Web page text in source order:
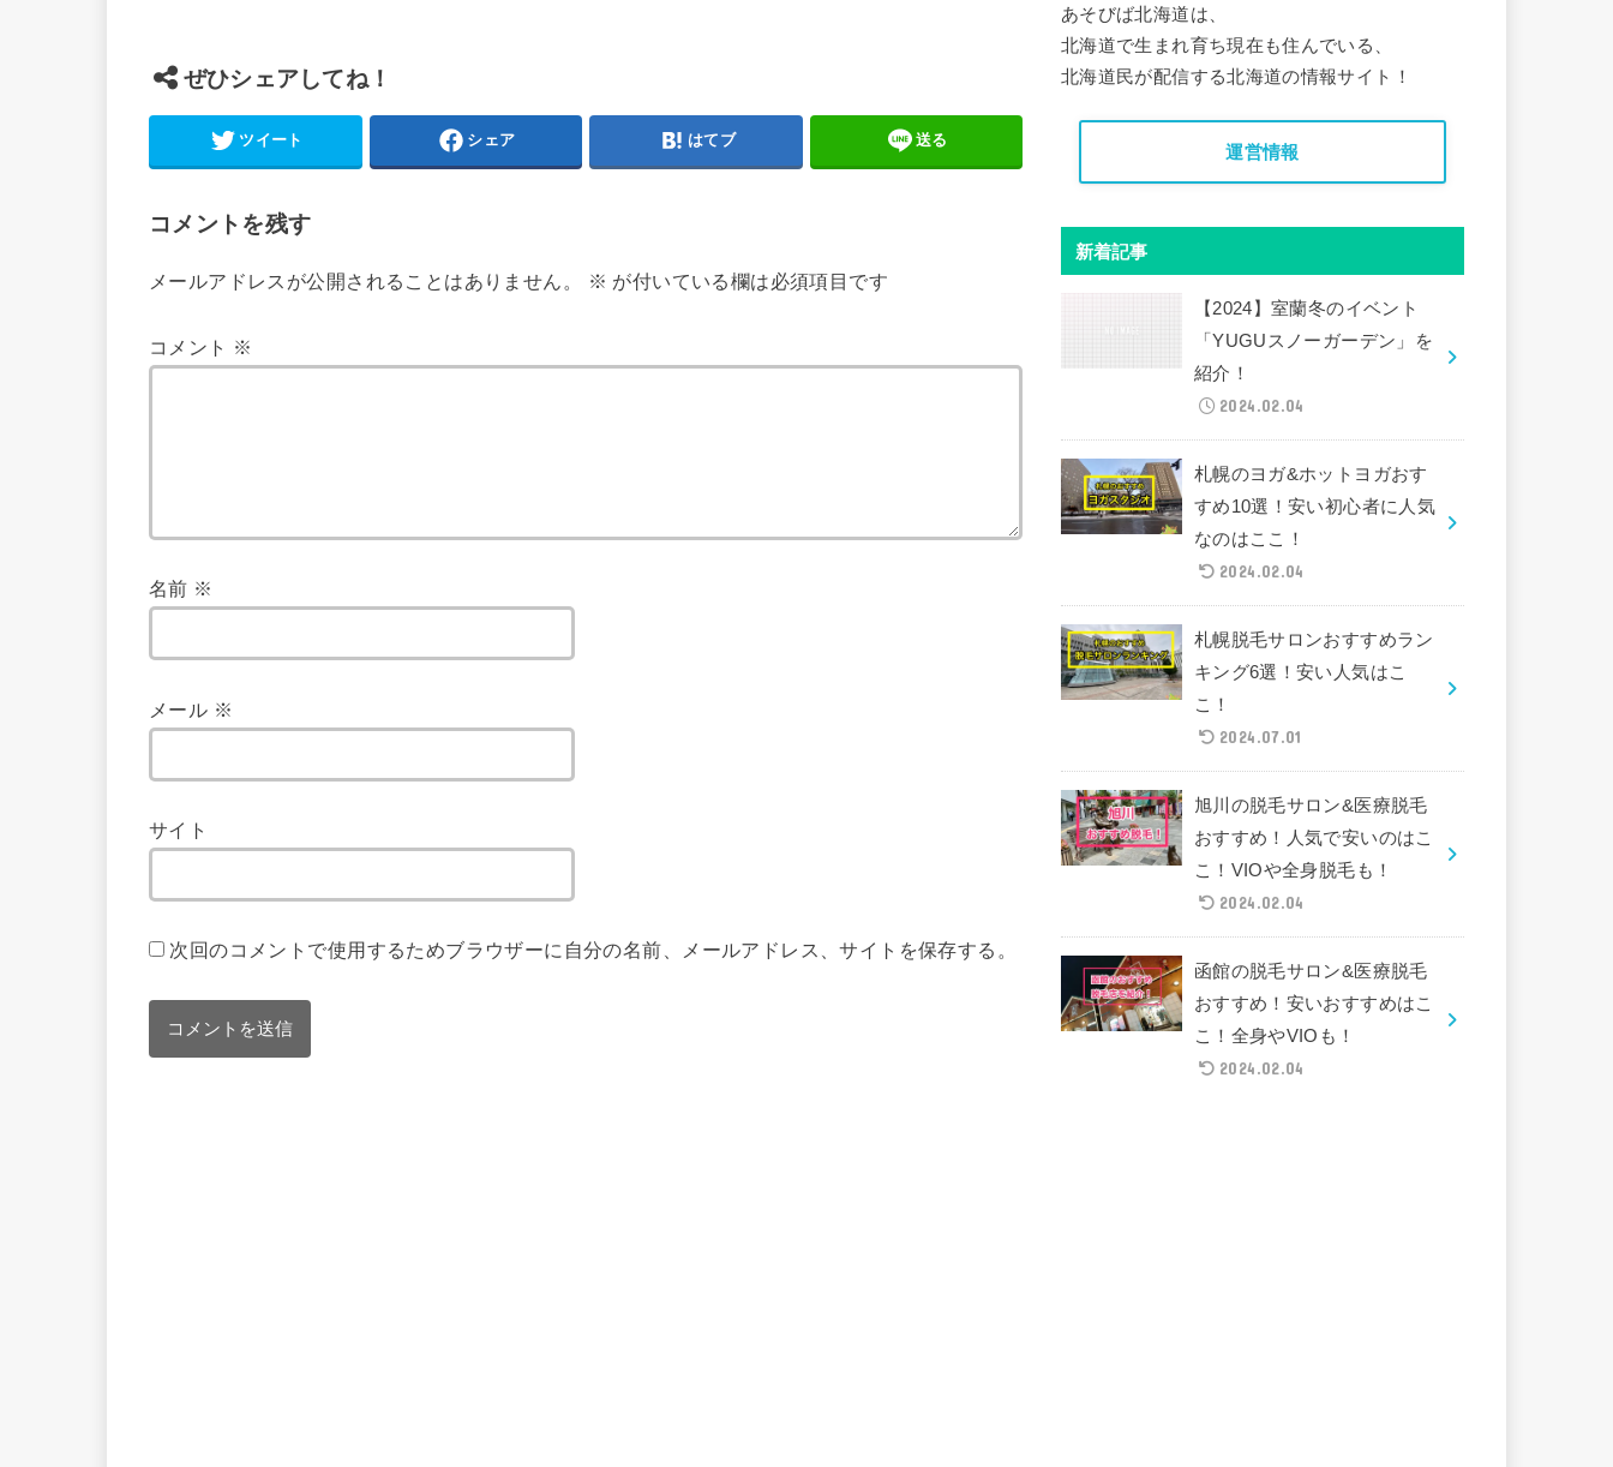
ぜひシェアしてね！
ツイート シェア はてブ 送る
コメントを残す
メールアドレスが公開されることはありません。 ※ が付いている欄は必須項目です
コメント ※
名前 ※
メール ※
サイト
次回のコメントで使用するためブラウザーに自分の名前、メールアドレス、サイトを保存する。
あそびば北海道は、
北海道で生まれ育ち現在も住んでいる、
北海道民が配信する北海道の情報サイト！
運営情報
新着記事
【2024】室蘭冬のイベント
「YUGUスノーガーデン」を
紹介！
2024.02.04
札幌のヨガ&ホットヨガおす
すめ10選！安い初心者に人気
なのはここ！
2024.02.04
札幌脱毛サロンおすすめラン
キング6選！安い人気はこ
こ！
2024.07.01
旭川の脱毛サロン&医療脱毛
おすすめ！人気で安いのはこ
こ！VIOや全身脱毛も！
2024.02.04
函館の脱毛サロン&医療脱毛
おすすめ！安いおすすめはこ
こ！全身やVIOも！
2024.02.04